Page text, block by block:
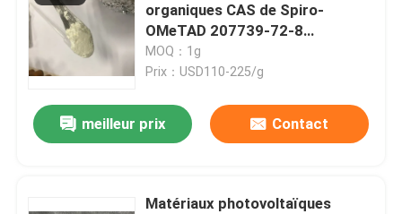
organiques CAS de Spiro-
OMeTAD 207739-72-8
C81H68N4O8
MOQ：1g
Prix：USD110-225/g
meilleur prix Contact
Matériaux photovoltaïques